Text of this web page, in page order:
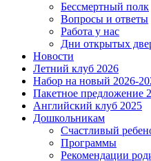
Бессмертный полк
Вопросы и ответы
Работа у нас
Дни открытых
Новости
Летний клуб 2026
Набор на новый 2026-
Пакетное предложение
Английский клуб 2025
Дошкольникам
Счастливый
Программы
Рекомендации